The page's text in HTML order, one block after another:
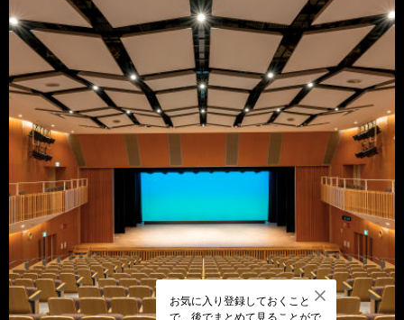
お気に入り登録しておくこと
で、後でまとめて見ることがで